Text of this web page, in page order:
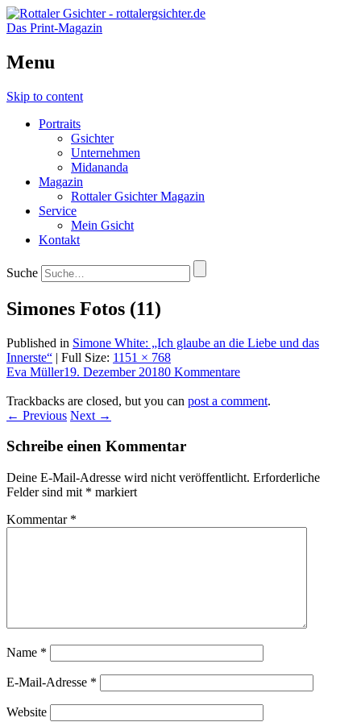
Das Print-Magazin
Menu
Skip to content
Portraits
Gsichter
Unternehmen
Midananda
Magazin
Rottaler Gsichter Magazin
Service
Mein Gsicht
Kontakt
Suche
Simones Fotos (11)
Published in Simone White: „Ich glaube an die Liebe und das
Innerste“ | Full Size: 1151 × 768
Eva Müller19. Dezember 20180 Kommentare
Trackbacks are closed, but you can post a comment.
← Previous Next →
Schreibe einen Kommentar
Deine E-Mail-Adresse wird nicht veröffentlicht. Erforderliche
Felder sind mit * markiert
Kommentar *
Name *
E-Mail-Adresse *
Website